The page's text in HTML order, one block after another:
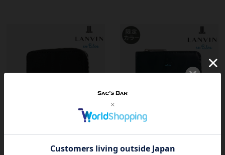
コインケース
13,200
パスケース
¥13,200